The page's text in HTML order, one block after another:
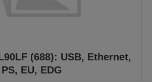
(688): USB, Ethernet,
EU, EDG